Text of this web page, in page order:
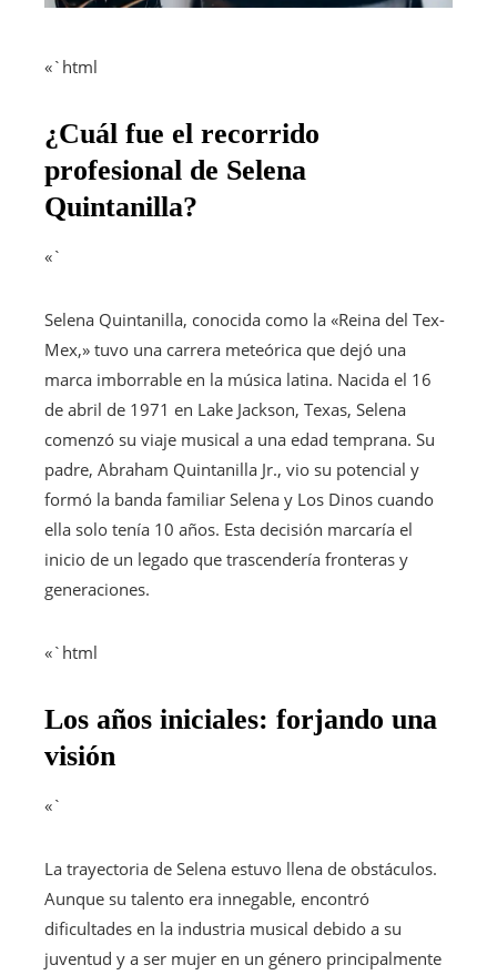
«`html
¿Cuál fue el recorrido
profesional de Selena
Quintanilla?
«`
Selena Quintanilla, conocida como la «Reina del Tex-
Mex,» tuvo una carrera meteórica que dejó una
marca imborrable en la música latina. Nacida el 16
de abril de 1971 en Lake Jackson, Texas, Selena
comenzó su viaje musical a una edad temprana. Su
padre, Abraham Quintanilla Jr., vio su potencial y
formó la banda familiar Selena y Los Dinos cuando
ella solo tenía 10 años. Esta decisión marcaría el
inicio de un legado que trascendería fronteras y
generaciones.
«`html
Los años iniciales: forjando una
visión
«`
La trayectoria de Selena estuvo llena de obstáculos.
Aunque su talento era innegable, encontró
dificultades en la industria musical debido a su
juventud y a ser mujer en un género principalmente